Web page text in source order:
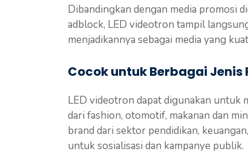
Dibandingkan dengan media promosi
adblock, LED videotron tampil
menjadikannya sebagai media yang
Cocok untuk Berbagai
LED videotron dapat digunakan untuk
dari fashion, otomotif, makanan dan
brand dari sektor pendidikan,
untuk sosialisasi dan kampanye publik.